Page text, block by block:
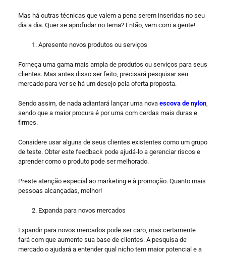
Mas há outras técnicas que valem a pena serem inseridas no seu
dia a dia. Quer se aprofudar no tema? Então, vem com a gente!
Apresente novos produtos ou serviços
Forneça uma gama mais ampla de produtos ou serviços para seus
clientes. Mas antes disso ser feito, precisará pesquisar seu
mercado para ver se há um desejo pela oferta proposta.
Sendo assim, de nada adiantará lançar uma nova escova de nylon,
sendo que a maior procura é por uma com cerdas mais duras e
firmes.
Considere usar alguns de seus clientes existentes como um grupo
de teste. Obter este feedback pode ajudá-lo a gerenciar riscos e
aprender como o produto pode ser melhorado.
Preste atenção especial ao marketing e à promoção. Quanto mais
pessoas alcançadas, melhor!
Expanda para novos mercados
Expandir para novos mercados pode ser caro, mas certamente
fará com que aumente sua base de clientes. A pesquisa de
mercado o ajudará a entender qual nicho tem maior potencial e a